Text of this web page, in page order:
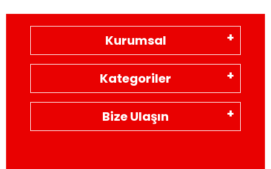
Kurumsal
Kategoriler
Bize Ulaşın